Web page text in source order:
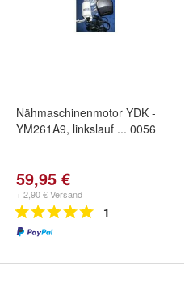
Nähmaschinenmotor YDK -
YM261A9, linkslauf ... 0056
59,95 €
+ 2,90 € Versand
1